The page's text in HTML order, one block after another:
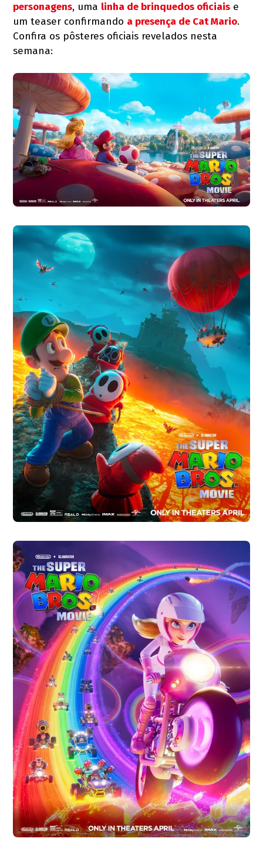
personagens, uma linha de brinquedos oficiais e
um teaser confirmando a presença de Cat Mario.
Confira os pôsteres oficiais revelados nesta
semana: